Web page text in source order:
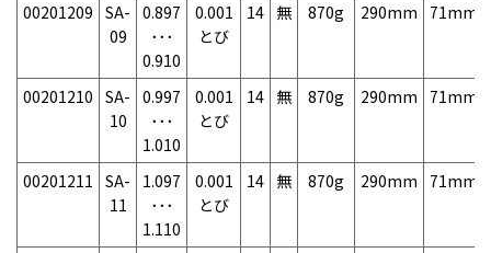
00201209 SA-
09
0.897
･･･
0.910
0.001
とび
14 無 870g 290mm 71mm
00201210 SA-
10
0.997
･･･
1.010
0.001
とび
14 無 870g 290mm 71mm
00201211 SA-
11
1.097
･･･
1.110
0.001
とび
14 無 870g 290mm 71mm